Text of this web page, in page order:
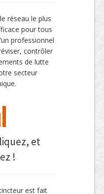
réseau le plus
pour tous
professionnel
contrôler
de lutte
secteur
et
!
est fait